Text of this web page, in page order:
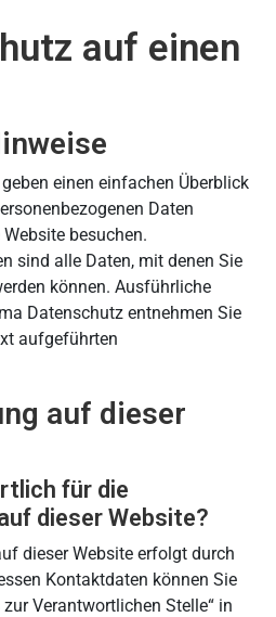
auf einen
einen einfachen Überblick
Daten
besuchen.
sind alle Daten, mit denen Sie
können. Ausführliche
Datenschutz entnehmen Sie
aufgeführten
auf dieser
für die
dieser Website?
dieser Website erfolgt durch
Kontaktdaten können Sie
Verantwortlichen Stelle“ in